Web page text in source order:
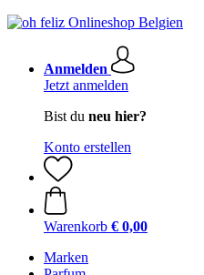
Anmelden
Jetzt anmelden
Bist du neu hier?
Konto erstellen
Warenkorb € 0,00
Marken